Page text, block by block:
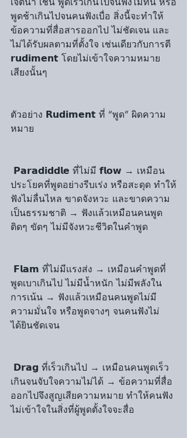
พูดช้าเกินไปจนคนฟังเบื่อ สิ่งนี้จะทำให้
ข้อความที่สื่อสารออกไป ไม่ชัดเจน และ
ไม่ได้รับผลตามที่ตั้งใจ เช่นเดียวกับการตี
𝗿𝘂𝗱𝗶𝗺𝗲𝗻𝘁 โดยไม่เข้าใจความหมาย
เสียงนั้นๆ
ตัวอย่าง 𝗥𝘂𝗱𝗶𝗺𝗲𝗻𝘁 ที่ “พูด” ผิดความ
หมาย
ประโยคที่พูดอย่างรีบเร่ง หรือสะดุด ทำให้
ฟังไม่ลื่นไหล ขาดจังหวะ และขาดความ
เป็นธรรมชาติ → ฟังแล้วเหมือนคนพูด
ติดๆ ขัดๆ ไม่มีจังหวะชีวิตในคำพูด
พูดเบาเกินไป ไม่มีน้ำหนัก ไม่มีพลังใน
การเน้น → ฟังแล้วเหมือนคนพูดไม่มี
ความมั่นใจ หรือพูดจางๆ จนคนฟังไม่
ได้ยินชัดเจน
เกินจนจับใจความไม่ได้ → ข้อความที่สื่อ
ออกไปจึงสูญเสียความหมาย ทำให้คนฟัง
ไม่เข้าใจในสิ่งที่ผู้พูดตั้งใจจะสื่อ